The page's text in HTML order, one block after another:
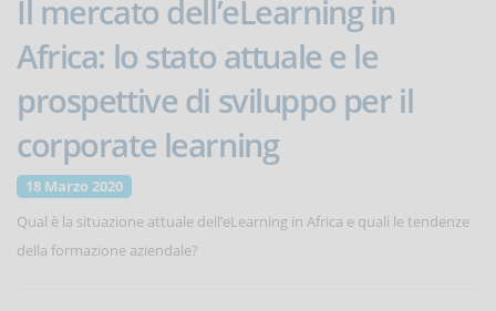
Il mercato dell’eLearning in
Africa: lo stato attuale e le
prospettive di sviluppo per il
corporate learning
18 Marzo 2020
Qual è la situazione attuale dell’eLearning in Africa e quali le tendenze
della formazione aziendale?